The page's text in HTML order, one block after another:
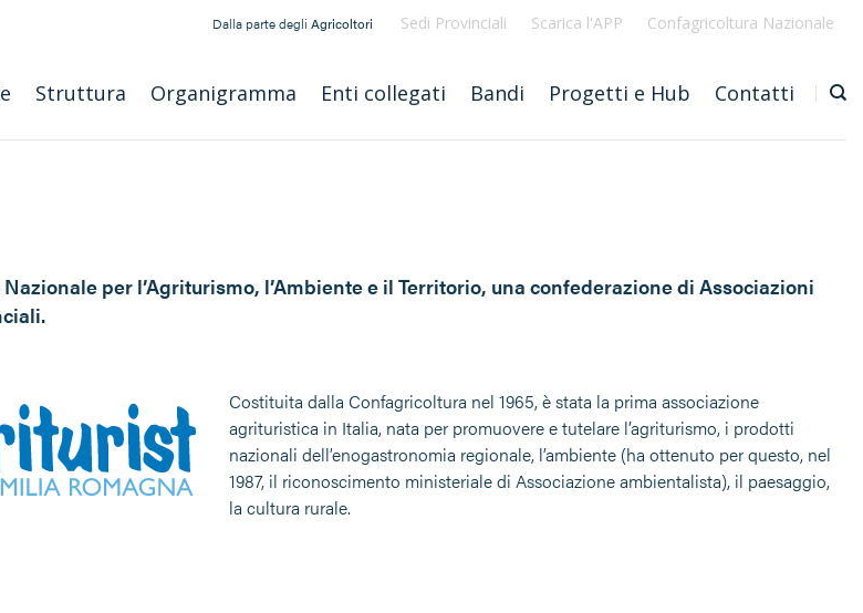
Dalla parte degli Agricoltori Sedi Provinciali Scarica l'APP Confagricoltura Nazionale
Struttura Organigramma Enti collegati Bandi Progetti e Hub Contatti
per l’Agriturismo, l’Ambiente e il Territorio, una confederazione di Associazioni
Costituita dalla Confagricoltura nel 1965, è stata la prima associazione
agrituristica in Italia, nata per promuovere e tutelare l’agriturismo, i prodotti
nazionali dell’enogastronomia regionale, l’ambiente (ha ottenuto per questo, nel
1987, il riconoscimento ministeriale di Associazione ambientalista), il paesaggio,
la cultura rurale.